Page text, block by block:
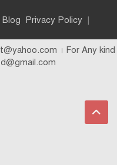
Blog Privacy Policy
। For Any kind